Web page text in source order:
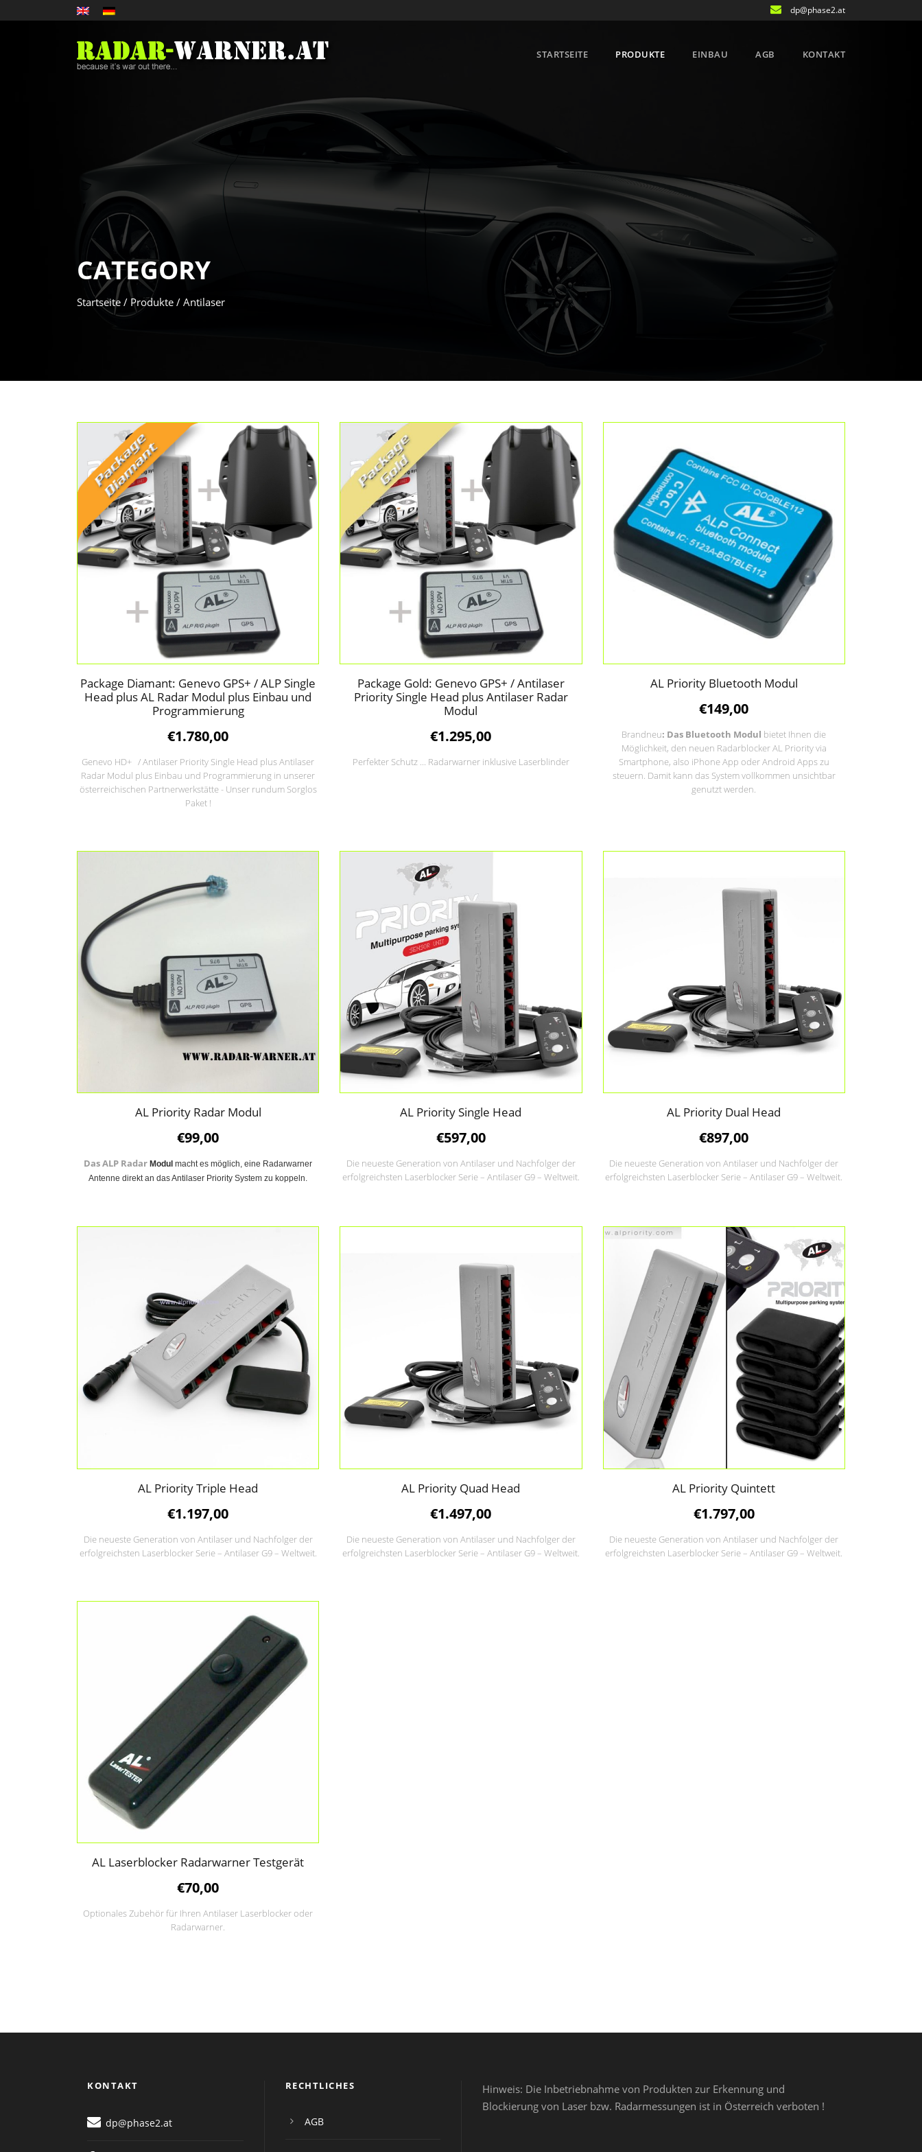
dp@phase2.at
STARTSEITE PRODUKTE EINBAU AGB KONTAKT
CATEGORY
Startseite / Produkte / Antilaser
Package Diamant: Genevo GPS+ / ALP Single
Head plus AL Radar Modul plus Einbau und
Programmierung
€1.780,00
Genevo HD+ / Antilaser Priority Single Head plus Antilaser
Radar Modul plus Einbau und Programmierung in unserer
österreichischen Partnerwerkstätte - Unser rundum Sorglos
Paket !
Package Gold: Genevo GPS+ / Antilaser
Priority Single Head plus Antilaser Radar
Modul
€1.295,00
Perfekter Schutz ... Radarwarner inklusive Laserblinder
AL Priority Bluetooth Modul
€149,00
Brandneu: Das Bluetooth Modul bietet Ihnen die
Möglichkeit, den neuen Radarblocker AL Priority via
Smartphone, also iPhone App oder Android Apps zu
steuern. Damit kann das System vollkommen unsichtbar
genutzt werden.
AL Priority Radar Modul
€99,00
Das ALP Radar Modulmacht es möglich, eine Radarwarner
Antenne direkt an das Antilaser Priority System zu koppeln.
AL Priority Single Head
€597,00
Die neueste Generation von Antilaser und Nachfolger der
erfolgreichsten Laserblocker Serie – Antilaser G9 – Weltweit.
AL Priority Dual Head
€897,00
Die neueste Generation von Antilaser und Nachfolger der
erfolgreichsten Laserblocker Serie – Antilaser G9 – Weltweit.
AL Priority Triple Head
€1.197,00
Die neueste Generation von Antilaser und Nachfolger der
erfolgreichsten Laserblocker Serie – Antilaser G9 – Weltweit.
AL Priority Quad Head
€1.497,00
Die neueste Generation von Antilaser und Nachfolger der
erfolgreichsten Laserblocker Serie – Antilaser G9 – Weltweit.
AL Priority Quintett
€1.797,00
Die neueste Generation von Antilaser und Nachfolger der
erfolgreichsten Laserblocker Serie – Antilaser G9 – Weltweit.
AL Laserblocker Radarwarner Testgerät
€70,00
Optionales Zubehör für Ihren Antilaser Laserblocker oder
Radarwarner.
KONTAKT
dp@phase2.at
RECHTLICHES
AGB
Hinweis: Die Inbetriebnahme von Produkten zur Erkennung und
Blockierung von Laser bzw. Radarmessungen ist in Österreich verboten !